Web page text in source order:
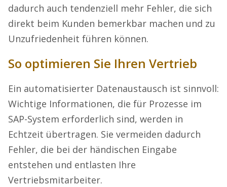
dadurch auch tendenziell mehr Fehler, die sich
direkt beim Kunden bemerkbar machen und zu
Unzufriedenheit führen können.
So optimieren Sie Ihren Vertrieb
Ein automatisierter Datenaustausch ist sinnvoll:
Wichtige Informationen, die für Prozesse im
SAP-System erforderlich sind, werden in
Echtzeit übertragen. Sie vermeiden dadurch
Fehler, die bei der händischen Eingabe
entstehen und entlasten Ihre
Vertriebsmitarbeiter.